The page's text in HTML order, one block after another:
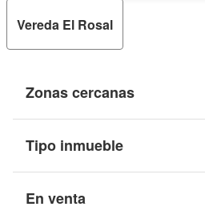
Vereda El Rosal
Zonas cercanas
Tipo inmueble
En venta